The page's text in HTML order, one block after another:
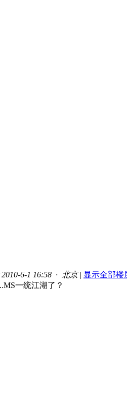
6-1 16:58 · 北京 | 显示全部楼
一统江湖了？